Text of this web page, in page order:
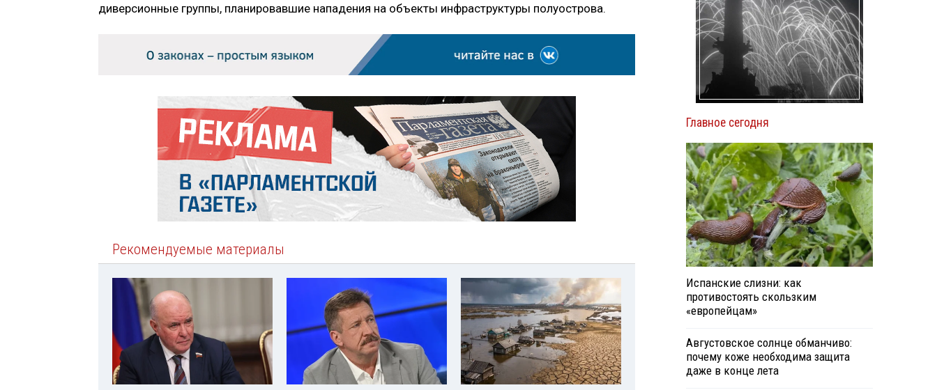
диверсионные группы, планировавшие нападения на объекты инфраструктуры полуострова.
Рекомендуемые материалы
Главное сегодня
Испанские слизни: как
противостоять скользким
«европейцам»
Августовское солнце обманчиво:
почему коже необходима защита
даже в конце лета